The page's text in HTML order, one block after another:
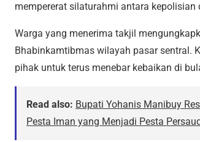
mempererat silaturahmi antara kepolisian
Warga yang menerima takjil
Bhabinkamtibmas wilayah pasar sentral.
pihak untuk terus menebar kebaikan di
Read also: Bupati Yohanis Manibuy
Pesta Iman yang Menjadi Pesta